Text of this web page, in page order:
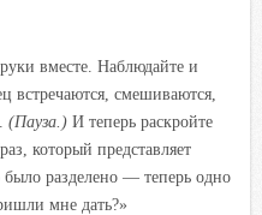
вместе. Наблюдайте и
встречаются, смешиваются,
(Пауза.) И теперь раскройте
который представляет
разделено — теперь одно
мне дать?»